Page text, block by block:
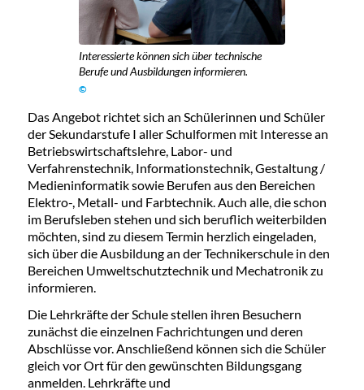
Interessierte können sich über technische
Berufe und Ausbildungen informieren.
©
Das Angebot richtet sich an Schülerinnen und Schüler
der Sekundarstufe I aller Schulformen mit Interesse an
Betriebswirtschaftslehre, Labor- und
Verfahrenstechnik, Informationstechnik, Gestaltung /
Medieninformatik sowie Berufen aus den Bereichen
Elektro-, Metall- und Farbtechnik. Auch alle, die schon
im Berufsleben stehen und sich beruflich weiterbilden
möchten, sind zu diesem Termin herzlich eingeladen,
sich über die Ausbildung an der Technikerschule in den
Bereichen Umweltschutztechnik und Mechatronik zu
informieren.
Die Lehrkräfte der Schule stellen ihren Besuchern
zunächst die einzelnen Fachrichtungen und deren
Abschlüsse vor. Anschließend können sich die Schüler
gleich vor Ort für den gewünschten Bildungsgang
anmelden. Lehrkräfte und